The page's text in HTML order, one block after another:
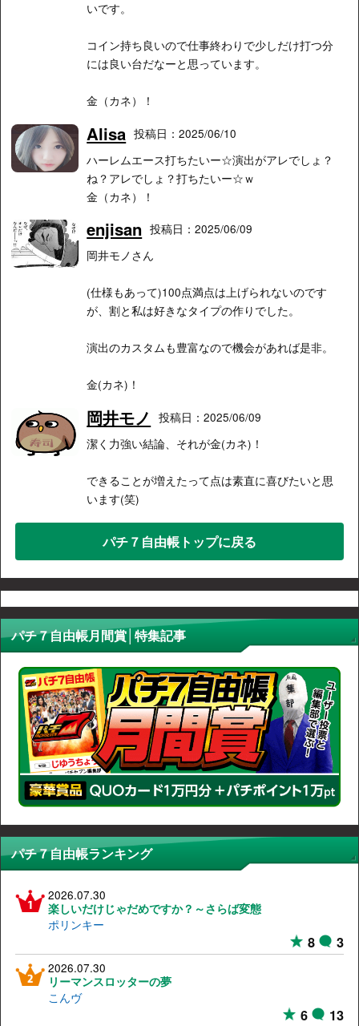
いです。
コイン持ち良いので仕事終わりで少しだけ打つ分
には良い台だなーと思っています。
金（カネ）！
Alisa 投稿日：2025/06/10
ハーレムエース打ちたいー☆演出がアレでしょ？
ね？アレでしょ？打ちたいー☆ｗ
金（カネ）！
enjisan 投稿日：2025/06/09
岡井モノさん
(仕様もあって)100点満点は上げられないのです
が、割と私は好きなタイプの作りでした。
演出のカスタムも豊富なので機会があれば是非。
金(カネ)！
岡井モノ
投稿日：2025/06/09
潔く力強い結論、それが金(カネ)！
できることが増えたって点は素直に喜びたいと思
います(笑)
パチ７自由帳トップに戻る
パチ７自由帳月間賞│特集記事
パチ７自由帳ランキング
2026.07.30
楽しいだけじゃだめですか？～さらば変態
ポリンキー
8 3
2026.07.30
リーマンスロッターの夢
こんヴ
6 13